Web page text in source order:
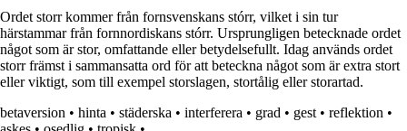
Ordet storr kommer från fornsvenskans stórr, vilket i sin tur
härstammar från fornnordiskans stórr. Ursprungligen betecknade ordet
något som är stor, omfattande eller betydelsefullt. Idag används ordet
storr främst i sammansatta ord för att beteckna något som är extra stort
eller viktigt, som till exempel storslagen, stortålig eller storartad.
betaversion • hinta • städerska • interferera • grad • gest • reflektion •